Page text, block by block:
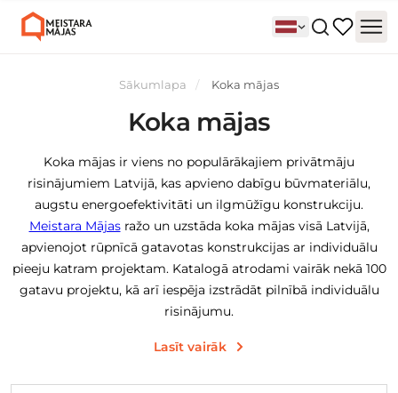
Sākumlapa Koka mājas
Koka mājas
Koka mājas ir viens no populārākajiem privātmāju
risinājumiem Latvijā, kas apvieno dabīgu būvmateriālu,
augstu energoefektivitāti un ilgmūžīgu konstrukciju.
Meistara Mājasražo un uzstāda koka mājas visā Latvijā,
apvienojot rūpnīcā gatavotas konstrukcijas ar individuālu
pieeju katram projektam. Katalogā atrodami vairāk nekā 100
gatavu projektu, kā arī iespēja izstrādāt pilnībā individuālu
risinājumu.
Lasīt vairāk